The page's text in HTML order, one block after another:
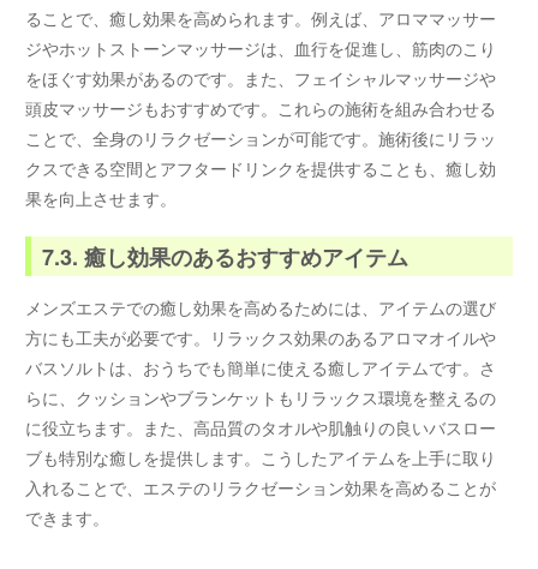
ることで、癒し効果を高められます。例えば、アロママッサー
ジやホットストーンマッサージは、血行を促進し、筋肉のこり
をほぐす効果があるのです。また、フェイシャルマッサージや
頭皮マッサージもおすすめです。これらの施術を組み合わせる
ことで、全身のリラクゼーションが可能です。施術後にリラッ
クスできる空間とアフタードリンクを提供することも、癒し効
果を向上させます。
7.3. 癒し効果のあるおすすめアイテム
メンズエステでの癒し効果を高めるためには、アイテムの選び
方にも工夫が必要です。リラックス効果のあるアロマオイルや
バスソルトは、おうちでも簡単に使える癒しアイテムです。さ
らに、クッションやブランケットもリラックス環境を整えるの
に役立ちます。また、高品質のタオルや肌触りの良いバスロー
ブも特別な癒しを提供します。こうしたアイテムを上手に取り
入れることで、エステのリラクゼーション効果を高めることが
できます。